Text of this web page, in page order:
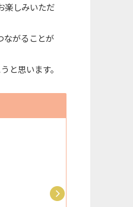
楽しみいただ
ながることが
と思います。